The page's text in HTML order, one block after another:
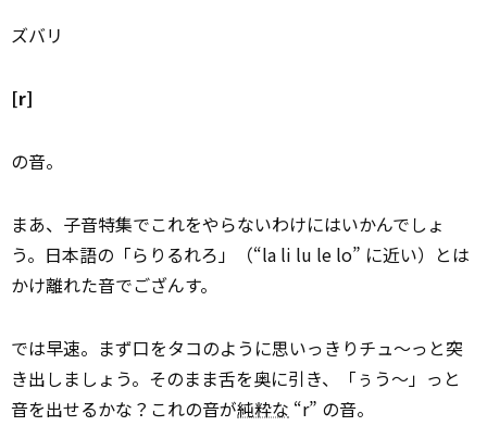
ズバリ
[r]
の音。
まあ、子音特集でこれをやらないわけにはいかんでしょ
う。日本語の「らりるれろ」（“la li lu le lo” に近い）とは
かけ離れた音でござんす。
では早速。まず口をタコのように思いっきりチュ～っと突
き出しましょう。そのまま舌を奥に引き、「ぅう～」っと
音を出せるかな？これの音が純粋な “r” の音。